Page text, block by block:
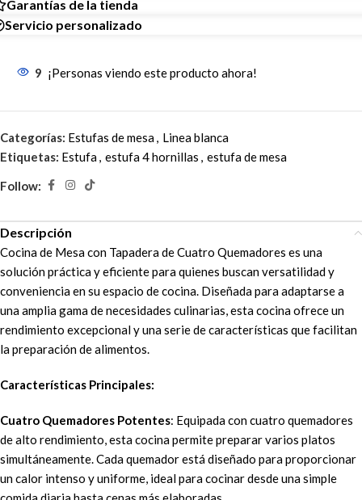
Garantías de la tienda
Servicio personalizado
9 ¡Personas viendo este producto ahora!
Categorías: Estufas de mesa, Linea blanca
Etiquetas: Estufa, estufa 4 hornillas , estufa de mesa
Follow:
Descripción
Cocina de Mesa con Tapadera de Cuatro Quemadores es una
solución práctica y eficiente para quienes buscan versatilidad y
conveniencia en su espacio de cocina. Diseñada para adaptarse a
una amplia gama de necesidades culinarias, esta cocina ofrece un
rendimiento excepcional y una serie de características que facilitan
la preparación de alimentos.
Características Principales:
Cuatro Quemadores Potentes: Equipada con cuatro quemadores
de alto rendimiento, esta cocina permite preparar varios platos
simultáneamente. Cada quemador está diseñado para proporcionar
un calor intenso y uniforme, ideal para cocinar desde una simple